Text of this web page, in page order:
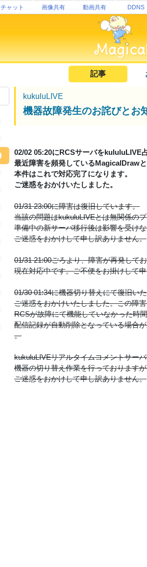
チャット 画像共有 動画共有 DDNS
記事
kukuluLIVE
機器故障発生のお詫びとお
02/02 05:20にRCSサーバをkululuLIVE
最近障害を頻発しているMagicalDraw
本件はこれで対応完了になります。
ご迷惑をおかけいたしました。
01/31 23:00に障害は復旧しています。
当該の問題はkukuluLIVEとは無関係の
準備中の新サーバ移行後は影響を受け
ご迷惑をおかけして申し訳ありません。
01/31 21:00ごろより、障害が再発して
現在対応中です。ご不便をお掛けして
01/30 01:34に機器切り替えにて復旧い
ご迷惑をおかけいたしました。この障
RCSが故障にて機能していなかった時
配信記録が自動削除となっている場合
。
kukuluLIVEリアルタイムコメントサー
機器の切り替え作業を行っております
ご迷惑をおかけして申し訳ありません。